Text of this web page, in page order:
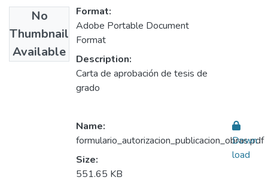
No
Thumbnail
Available
Format:
Adobe Portable Document
Format
Description:
Carta de aprobación de tesis de
grado
Name:
formulario_autorizacion_publicacion_obras.pdf
Size:
551.65 KB
Down
load